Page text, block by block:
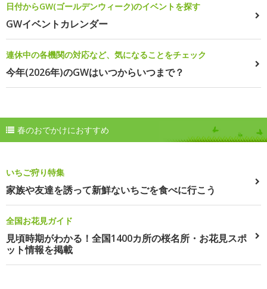
日付からGW(ゴールデンウィーク)のイベントを探す
GWイベントカレンダー
連休中の各機関の対応など、気になることをチェック
今年(2026年)のGWはいつからいつまで？
春のおでかけにおすすめ
いちご狩り特集
家族や友達を誘って新鮮ないちごを食べに行こう
全国お花見ガイド
見頃時期がわかる！全国1400カ所の桜名所・お花見スポ
ット情報を掲載